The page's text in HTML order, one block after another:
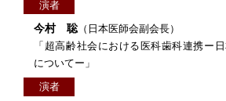
演者
今村 聡（日本医師会副会長）
「超高齢社会における医科歯科連携ー
についてー」
演者